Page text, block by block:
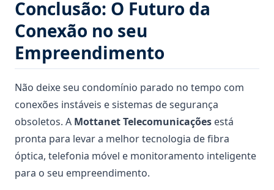
Conclusão: O Futuro da
Conexão no seu
Empreendimento
Não deixe seu condomínio parado no tempo com
conexões instáveis e sistemas de segurança
obsoletos. A Mottanet Telecomunicações está
pronta para levar a melhor tecnologia de fibra
óptica, telefonia móvel e monitoramento inteligente
para o seu empreendimento.